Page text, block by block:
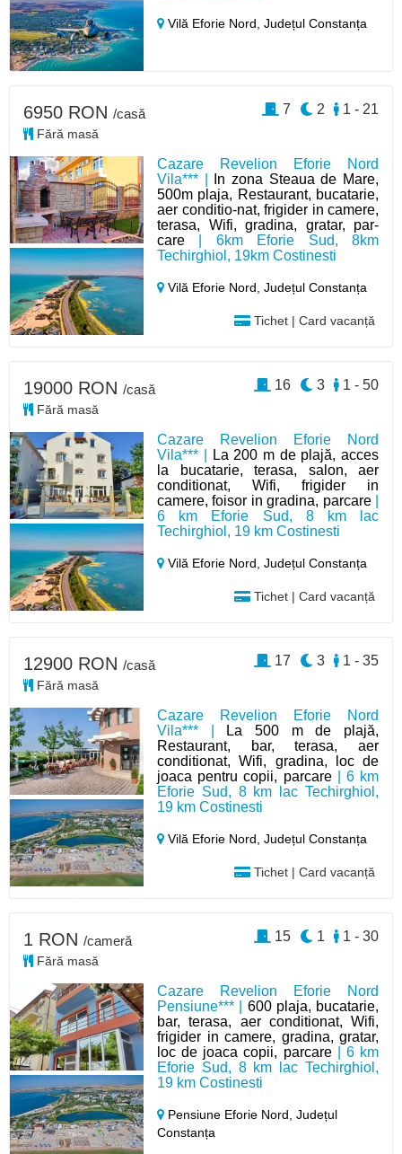
Vilă Eforie Nord,Județul Constanța
Cazare Revelion Eforie Nord
Vila*** |
In zona Steaua de Mare,
500m plaja, Restaurant, bucatarie,
aer conditio-nat, frigider in camere,
terasa, Wifi, gradina, gratar, par-
care | 6km Eforie Sud, 8km
Techirghiol, 19km Costinesti
Vilă Eforie Nord,Județul Constanța
Tichet | Card vacanță
6950 RON /casă
Fără masă
1 - 21
2
7
Cazare Revelion Eforie Nord
Vila*** |
La 200 m de plajă, acces
la bucatarie, terasa, salon, aer
conditionat, Wifi, frigider in
camere, foisor in gradina, parcare|
6 km Eforie Sud, 8 km lac
Techirghiol, 19 km Costinesti
Vilă Eforie Nord,Județul Constanța
Tichet | Card vacanță
19000 RON /casă
Fără masă
1 - 50
3
16
Cazare Revelion Eforie Nord
Vila*** |
La 500 m de plajă,
Restaurant, bar, terasa, aer
conditionat, Wifi, gradina, loc de
joaca pentru copii, parcare| 6 km
Eforie Sud, 8 km lac Techirghiol,
19 km Costinesti
Vilă Eforie Nord,Județul Constanța
Tichet | Card vacanță
12900 RON /casă
Fără masă
1 - 35
3
17
Cazare Revelion Eforie Nord
Pensiune*** | 600 plaja, bucatarie,
bar, terasa, aer conditionat, Wifi,
frigider in camere, gradina, gratar,
loc de joaca copii, parcare| 6 km
Eforie Sud, 8 km lac Techirghiol,
19 km Costinesti
Pensiune Eforie Nord,Județul
Constanța
1 RON /cameră
Fără masă
1 - 30
1
15